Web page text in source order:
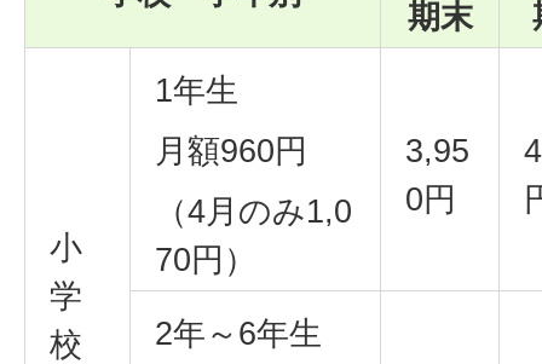
期末
小
学
校
1年生
月額960円
（4月のみ1,0
70円）
3,95
0円
2年～6年生